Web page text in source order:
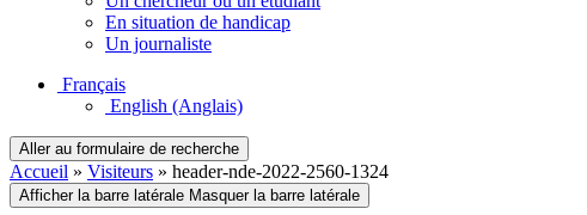
En situation de handicap
Un journaliste
Français
English (Anglais)
Aller au formulaire de recherche
Accueil » Visiteurs » header-nde-2022-2560-1324
Afficher la barre latérale Masquer la barre latérale